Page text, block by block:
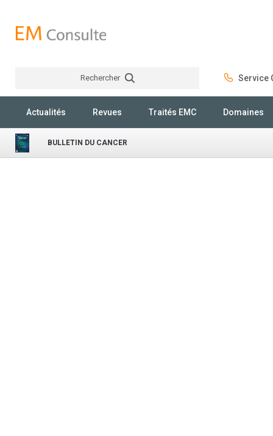
Rechercher Service
Actualités Revues Traités EMC Domaines
BULLETIN DU CANCER